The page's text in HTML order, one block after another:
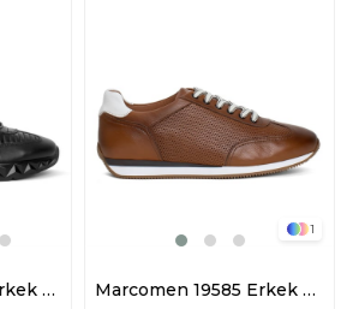
Marcomen 19498 Erkek Hakiki Deri Casual Ayakkabı Siyah
1
Marcomen 19585 Erkek Hakiki Deri Casual Ayakkabı Taba